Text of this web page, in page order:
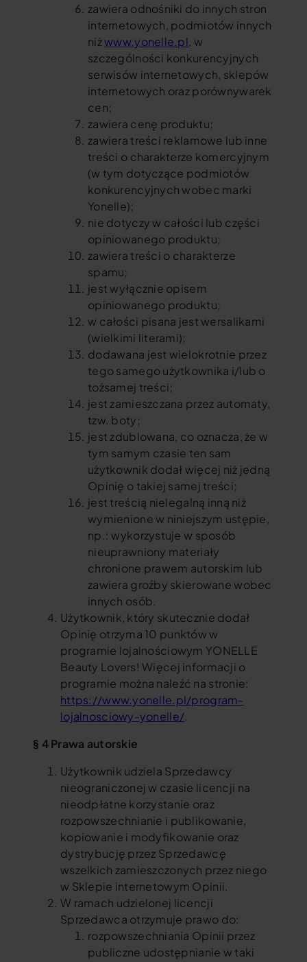
zawiera odnośniki do innych stron
internetowych, podmiotów innych
niżwww.yonelle.pl, w
szczególności konkurencyjnych
serwisów internetowych, sklepów
internetowych oraz porównywarek
cen;
zawiera cenę produktu;
zawiera treści reklamowe lub inne
treści o charakterze komercyjnym
(w tym dotyczące podmiotów
konkurencyjnych wobec marki
Yonelle);
nie dotyczy w całości lub części
opiniowanego produktu;
zawiera treści o charakterze
spamu;
jest wyłącznie opisem
opiniowanego produktu;
w całości pisana jest wersalikami
(wielkimi literami);
dodawana jest wielokrotnie przez
tego samego użytkownika i/lub o
tożsamej treści;
jest zamieszczana przez automaty,
tzw. boty;
jest zdublowana, co oznacza, że w
tym samym czasie ten sam
użytkownik dodał więcej niż jedną
Opinię o takiej samej treści;
jest treścią nielegalną inną niż
wymienione w niniejszym ustępie,
np.: wykorzystuje w sposób
nieuprawniony materiały
chronione prawem autorskim lub
zawiera groźby skierowane wobec
innych osób.
Użytkownik, który skutecznie dodał
Opinię otrzyma 10 punktów w
programie lojalnościowym YONELLE
Beauty Lovers! Więcej informacji o
programie można naleźć na stronie:
https://www.yonelle.pl/program-
lojalnosciowy-yonelle/.
§ 4 Prawa autorskie
Użytkownik udziela Sprzedawcy
nieograniczonej w czasie licencji na
nieodpłatne korzystanie oraz
rozpowszechnianie i publikowanie,
kopiowanie i modyfikowanie oraz
dystrybucję przez Sprzedawcę
wszelkich zamieszczonych przez niego
w Sklepie internetowym Opinii.
W ramach udzielonej licencji
Sprzedawca otrzymuje prawo do:
rozpowszechniania Opinii przez
publiczne udostępnianie w taki